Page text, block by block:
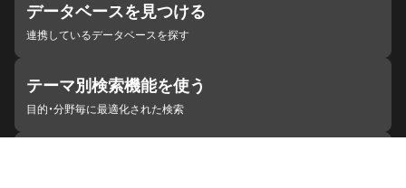
データベースを見つける
連携しているデータベースを探す
テーマ別検索機能を使う
目的・分野毎に最適化された検索